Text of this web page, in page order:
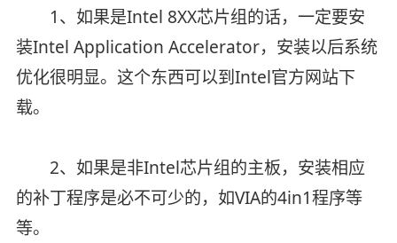
1、如果是Intel 8XX芯片组的话，一定要安
装Intel Application Accelerator，安装以后系统
优化很明显。这个东西可以到Intel官方网站下
载。
2、如果是非Intel芯片组的主板，安装相应
的补丁程序是必不可少的，如VIA的4in1程序等
等。